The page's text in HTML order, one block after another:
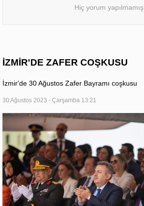
Hiç yorum yapılmamış.
İZMİR'DE ZAFER COŞKUSU
İzmir'de 30 Ağustos Zafer Bayramı coşkusu
30 Ağustos 2023 - Çarşamba 13:21